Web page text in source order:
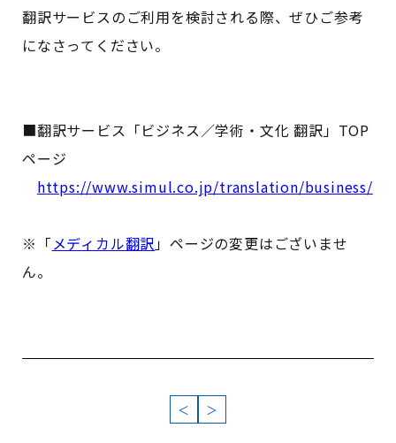
翻訳サービスのご利用を検討される際、ぜひご参考
になさってください。
■翻訳サービス「ビジネス／学術・文化 翻訳」TOP
ページ
https://www.simul.co.jp/translation/business/
※「メディカル翻訳」ページの変更はございませ
ん。
＜ ＞